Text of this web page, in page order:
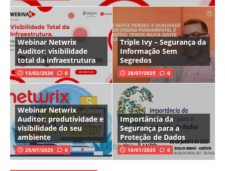
Webinar Netwrix
Auditor: visibilidade
total da infraestrutura
13/02/2026 0
Triple Ivy – Segurança da
Informação Sem
Segredos
28/07/2025 0
Webinar Netwrix
Auditor: produtividade e
visibilidade do seu
ambiente
25/07/2025 0
Importância da
Segurança para a
Proteção de Dados
16/01/2025 0